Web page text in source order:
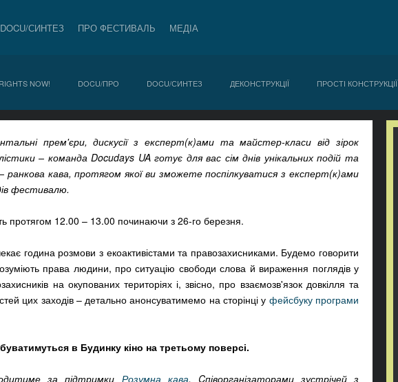
DOCU/СИНТЕЗ ПРО ФЕСТИВАЛЬ МЕДІА
RIGHTS NOW! DOCU/ПРО DOCU/СИНТЕЗ ДЕКОНСТРУКЦІЇ ПРОСТІ КОНСТРУКЦІЇ
прем'єри, дискусії з експерт(к)ами та майстер-класи від зірок
– команда Docudays UA готує для вас сім днів унікальних подій та
– ранкова кава, протягом якої ви зможете поспілкуватися з експерт(к)ами
фестивалю.
протягом 12.00 – 13.00 починаючи з 26-го березня.
година розмови з екоактивістами та правозахисниками. Будемо говорити
права людини, про ситуацію свободи слова й вираження поглядів у
на окупованих територіях і, звісно, про взаємозв'язок довкілля та
цих заходів – детально анонсуватимемо на сторінці у фейсбуку програми
в Будинку кіно на третьому поверсі.
за підтримки Розумна кава. Cпіворганізаторами зустрічей з